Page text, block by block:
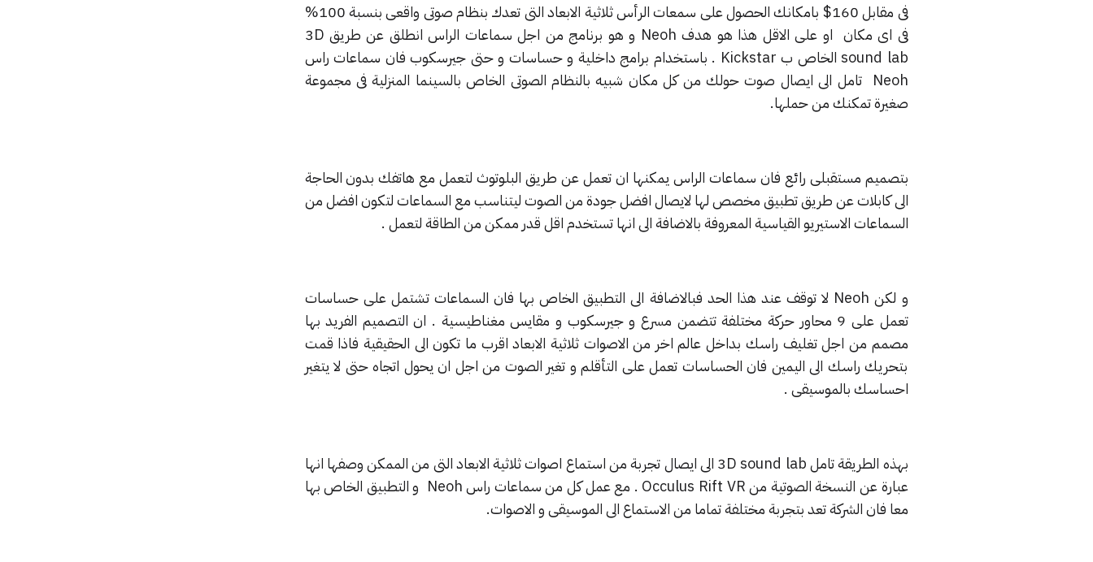
فى مقابل 160$ بامكانك الحصول على سمعات الرأس ثلاثية الابعاد التى تعدك بنظام صوتى واقعى بنسبة 100%
فى اى مكان او على الاقل هذا هو هدف Neoh و هو برنامج من اجل سماعات الراس انطلق عن طريق 3D
sound lab الخاص ب Kickstar . باستخدام برامج داخلية و حساسات و حتى جيرسكوب فان سماعات راس
Neoh تامل الى ايصال صوت حولك من كل مكان شبيه بالنظام الصوتى الخاص بالسينما المنزلية فى مجموعة
صغيرة تمكنك من حملها.
بتصميم مستقبلى رائع فان سماعات الراس يمكنها ان تعمل عن طريق البلوتوث لتعمل مع هاتفك بدون الحاجة
الى كابلات عن طريق تطبيق مخصص لها لايصال افضل جودة من الصوت ليتناسب مع السماعات لتكون افضل من
السماعات الاستيريو القياسية المعروفة بالاضافة الى انها تستخدم اقل قدر ممكن من الطاقة لتعمل .
و لكن Neoh لا توقف عند هذا الحد فبالاضافة الى التطبيق الخاص بها فان السماعات تشتمل على حساسات
تعمل على 9 محاور حركة مختلفة تتضمن مسرع و جيرسكوب و مقايس مغناطيسية . ان التصميم الفريد بها
مصمم من اجل تغليف راسك بداخل عالم اخر من الاصوات ثلاثية الابعاد اقرب ما تكون الى الحقيقية فاذا قمت
بتحريك راسك الى اليمين فان الحساسات تعمل على التأقلم و تغير الصوت من اجل ان يحول اتجاه حتى لا يتغير
احساسك بالموسيقى .
بهذه الطريقة تامل 3D sound lab الى ايصال تجربة من استماع اصوات ثلاثية الابعاد التى من الممكن وصفها انها
عبارة عن النسخة الصوتية من Occulus Rift VR . مع عمل كل من سماعات راس Neoh و التطبيق الخاص بها
معا فان الشركة تعد بتجربة مختلفة تماما من الاستماع الى الموسيقى و الاصوات.